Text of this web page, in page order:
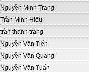
Nguyễn Minh Trang
Trần Minh Hiếu
trần thanh trang
Nguyễn Văn Tiến
Nguyễn Văn Quang
Nguyễn Văn Tuấn